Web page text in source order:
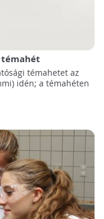
témahetet az
idén; a témahéten